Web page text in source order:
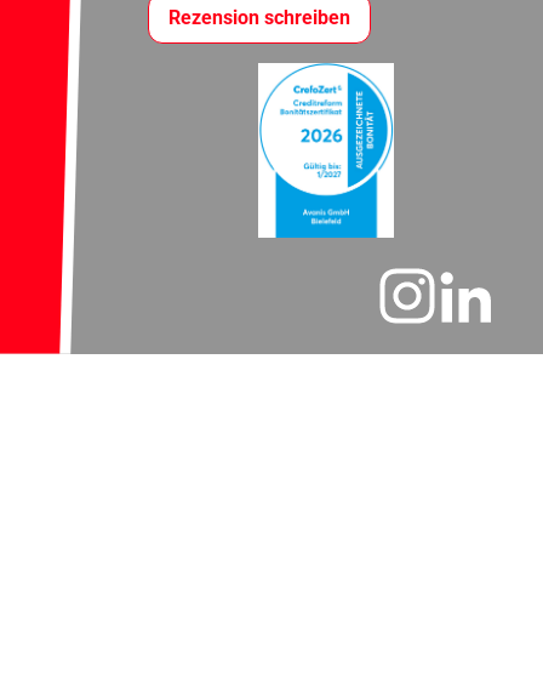
Rezension schreiben